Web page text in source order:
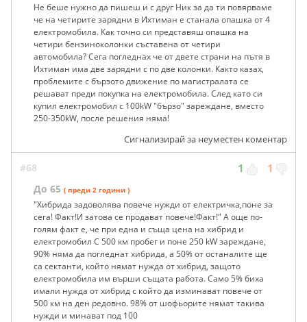
Не беше нужно да пишеш и с друг Ник за да ти повярваме
че на четирите зарядни в Ихтиман е станала опашка от 4
електромобила. Как точно си представяш опашка на
четири бензиноколонки съставена от четири
автомобила? Сега погледнах че от двете страни на пътя в
Ихтиман има две зарядни с по две колонки. Както казах,
проблемите с бързото движение по магистралата се
решават преди покупка на електромобила. След като си
купил електромобил с 100kW "бързо" зареждане, вместо
250-350kW, после решения няма!
Сигнализирай за неуместен коментар
#68 1 1
До 65 ( преди 2 години )
"Хибрида задоволява повече нужди от електричка,поне за
сега! Факт!И затова се продават повече!Факт!" А още по-
голям факт е, че при една и съща цена на хибрид и
електромобил С 500 км пробег и поне 250 kW зареждане,
90% няма да погледнат хибрида, а 50% от останалите ще
са сектанти, който нямат нужда от хибрид, защото
електромобила им върши същата работа. Само 5% биха
имали нужда от хибрид с който да изминават повече от
500 км на ден редовно. 98% от шофьорите нямат такива
нужди и минават под 100